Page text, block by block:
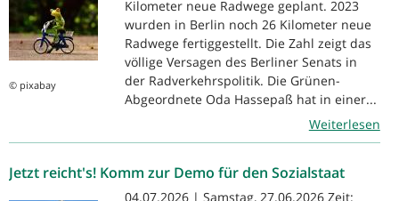
© pixabay
Kilometer neue Radwege geplant. 2023
wurden in Berlin noch 26 Kilometer neue
Radwege fertiggestellt. Die Zahl zeigt das
völlige Versagen des Berliner Senats in
der Radverkehrspolitik. Die Grünen-
Abgeordnete Oda Hassepaß hat in einer...
Weiterlesen
Jetzt reicht's! Komm zur Demo für den Sozialstaat
04.07.2026 | Samstag, 27.06.2026 Zeit: